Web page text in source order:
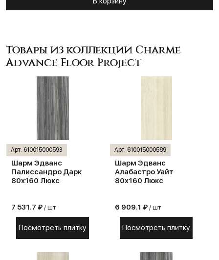
Товары из коллекции Charme
Advance Floor Project
Арт. 610015000593
Шарм Эдванс
Палиссандро Дарк
80х160 Люкс
7 531.7 ₽ / шт
Посмотреть плитку
Арт. 610015000589
Шарм Эдванс
Алабастро Уайт
80х160 Люкс
6 909.1 ₽ / шт
Посмотреть плитку